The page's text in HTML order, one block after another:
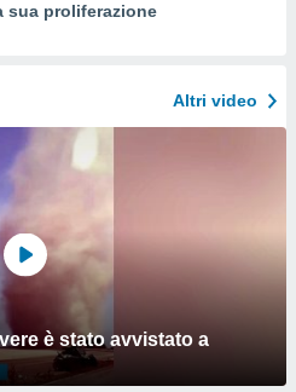
sua proliferazione
Altri video
è stato avvistato a